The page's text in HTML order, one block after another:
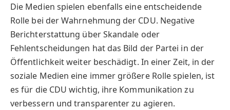
Die Medien spielen ebenfalls eine entscheidende
Rolle bei der Wahrnehmung der CDU. Negative
Berichterstattung über Skandale oder
Fehlentscheidungen hat das Bild der Partei in der
Öffentlichkeit weiter beschädigt. In einer Zeit, in der
soziale Medien eine immer größere Rolle spielen, ist
es für die CDU wichtig, ihre Kommunikation zu
verbessern und transparenter zu agieren.